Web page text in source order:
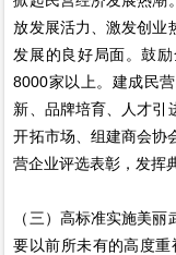
放发展活力、激发创业
发展的良好局面。鼓
8000家以上。建成民
新、品牌培育、人才引
开拓市场、组建商会协
营企业评选表彰，发挥
（三）高标准实施美
要以前所未有的高度